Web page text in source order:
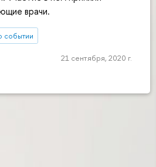
врачи.
событии
21 сентября, 2020 г.